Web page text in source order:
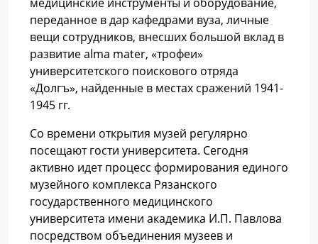
переданное в дар кафедрами вуза, личные
вещи сотрудников, внесших большой вклад в
развитие alma mater, «трофеи»
университетского поискового отряда
«Долгъ», найденные в местах сражений 1941-
1945 гг.
Со времени открытия музей регулярно
посещают гости университета. Сегодня
активно идет процесс формирования единого
музейного комплекса Рязанского
государственного медицинского
университета имени академика И.П. Павлова
посредством объединения музеев и